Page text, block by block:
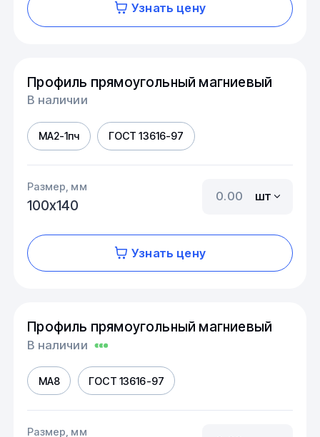
Узнать цену
Профиль прямоугольный магниевый
В наличии
МА2-1пч ГОСТ 13616-97
Размер, мм
100х140
шт
Узнать цену
Профиль прямоугольный магниевый
В наличии
МА8 ГОСТ 13616-97
Размер, мм